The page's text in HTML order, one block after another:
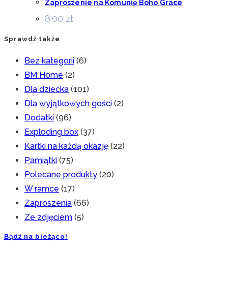
Zaproszenie na Komunię Boho Grace
8.00 zł
Sprawdź także
Bez kategorii (6)
BM Home (2)
Dla dziecka (101)
Dla wyjątkowych gości (2)
Dodatki (96)
Exploding box (37)
Kartki na każdą okazję (22)
Pamiątki (75)
Polecane produkty (20)
W ramce (17)
Zaproszenia (66)
Ze zdjęciem (5)
Bądź na bieżąco!